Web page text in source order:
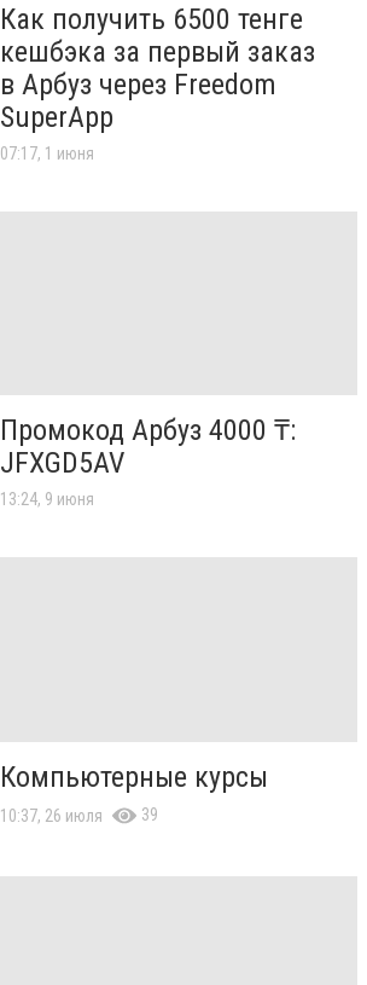
Как получить 6500 тенге
кешбэка за первый заказ
в Арбуз через Freedom
SuperApp
07:17, 1 июня
Промокод Арбуз 4000 ₸:
JFXGD5AV
13:24, 9 июня
Компьютерные курсы
10:37, 26 июля 39